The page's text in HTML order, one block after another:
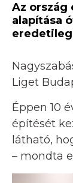
Az ország
alapítása
Liget
Éppen 10
építését
látható,
– mondta